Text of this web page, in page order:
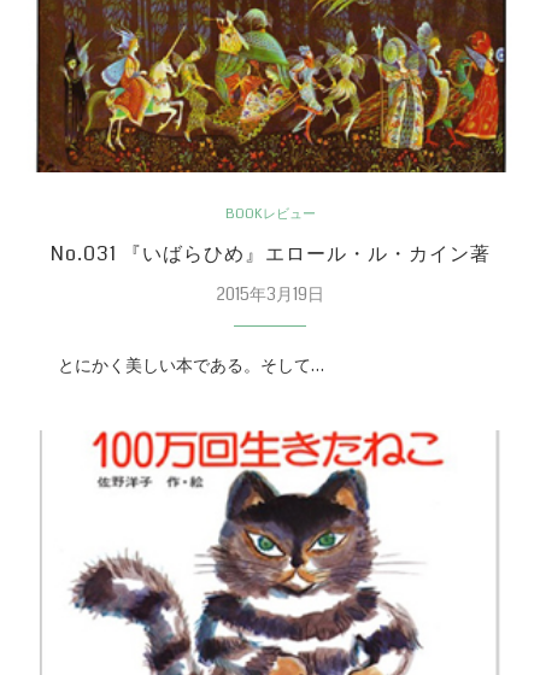
BOOKレビュー
No.031 『いばらひめ』エロール・ル・カイン著
2015年3月19日
とにかく美しい本である。そして…